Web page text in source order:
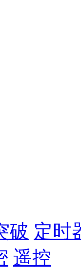
破 定时
遥控